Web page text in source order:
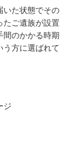
いた状態でその
たご遺族が設置
間のかかる時期
う方に選ばれて
ジ